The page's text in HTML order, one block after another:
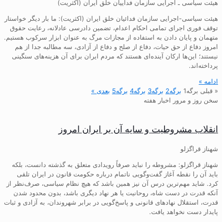
هیئت سیاسی ـ اجرایی سازمان فداییان خلق ایران (اکثریت)
هیئت سیاسی-اجرایی سازمان فدائیان خلق ایران (اکثریت): ما بار دیگر خواستار
توقف فوری اجرای تمامی احکام اعدام، تضمین دادرسی عادلانه، رعایت حقوق
متهمان و پایان دادن به استفاده از مجازات مرگ به عنوان ابزار سرکوب هستیم.
امروز دفاع از حق حیات، دفاع از صلح و دفاع از آزادی، سه مطالبه جدا از هم
نیستند؛ این‌ها ارکان آینده‌ای هستند که مردم ایران برای آن هزینه‌های سنگینی
پرداخته‌اند.
ادامه »
« قبلی برگه1 برگه2 برگه3 برگه4 برگه5 بعدی »
سخن روز و مرور اخبار هفته
انقلاب مشروطیت و سایه آن بر ایران امروز
شهناز قراگزلو
شهناز قراگزلو: مشروطه را نباید صرفاً رویدادی متعلق به گذشته دانست، بلکه
باید آن را نقطه آغاز گفت‌وگویی ناتمام درباره حکومت قانون در ایران تلقی
کرد. شاید مهم‌ترین درس آن نیز همین باشد که هیچ نظام سیاسی، صرف‌نظر از
آنکه قدرت در دست شاه، روحانیت یا هر نهاد دیگری باشد، بدون محدود شدن
قدرت، استقلال نهادهای قانونی و پاسخ‌گویی در برابر شهروندان، به آزادی و ثبات
پایدار دست نخواهد یافت.